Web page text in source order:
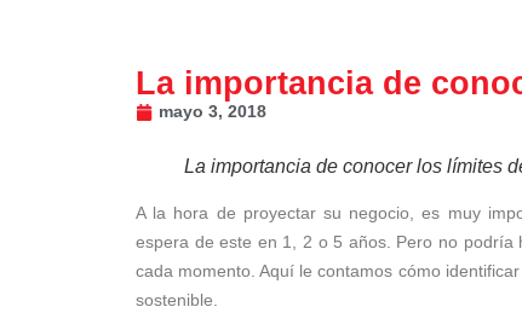
La importancia de
mayo 3, 2018
La importancia de conocer los límites
A la hora de proyectar su negocio, es muy
espera de este en 1, 2 o 5 años. Pero no
cada momento. Aquí le contamos cómo
sostenible.